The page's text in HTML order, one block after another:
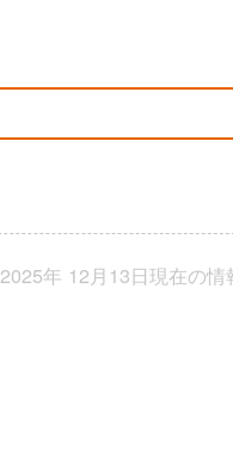
2025年 12月13日現在の情